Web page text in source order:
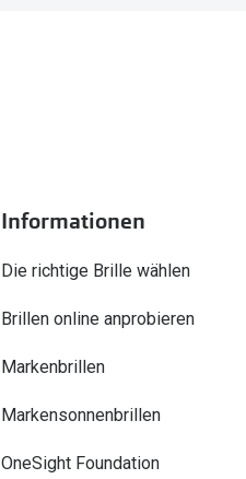
Informationen
Die richtige Brille wählen
Brillen online anprobieren
Markenbrillen
Markensonnenbrillen
OneSight Foundation